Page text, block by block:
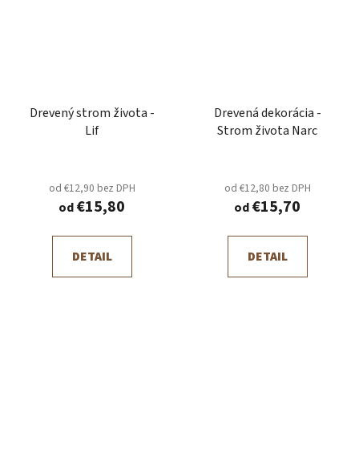
Drevený strom života -
Lif
od €12,90 bez DPH
od€15,80
DETAIL
Drevená dekorácia -
Strom života Narc
od €12,80 bez DPH
od€15,70
DETAIL